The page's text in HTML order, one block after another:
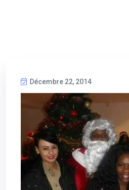
Décembre 22, 2014